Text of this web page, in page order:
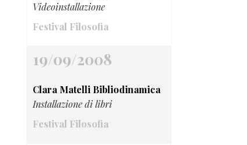
Videoinstallazione
Festival Filosofia
19/09/2008
Clara Matelli Bibliodinamica
Installazione di libri
Festival Filosofia